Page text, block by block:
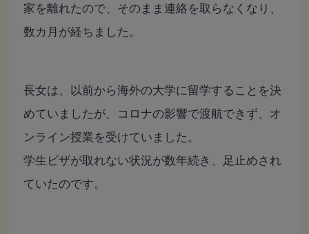
家を離れたので、そのまま連絡を取らなくなり、
数カ月が経ちました。
長女は、以前から海外の大学に留学することを決
めていましたが、コロナの影響で渡航できず、オ
ンライン授業を受けていました。
学生ビザが取れない状況が数年続き、足止めされ
ていたのです。